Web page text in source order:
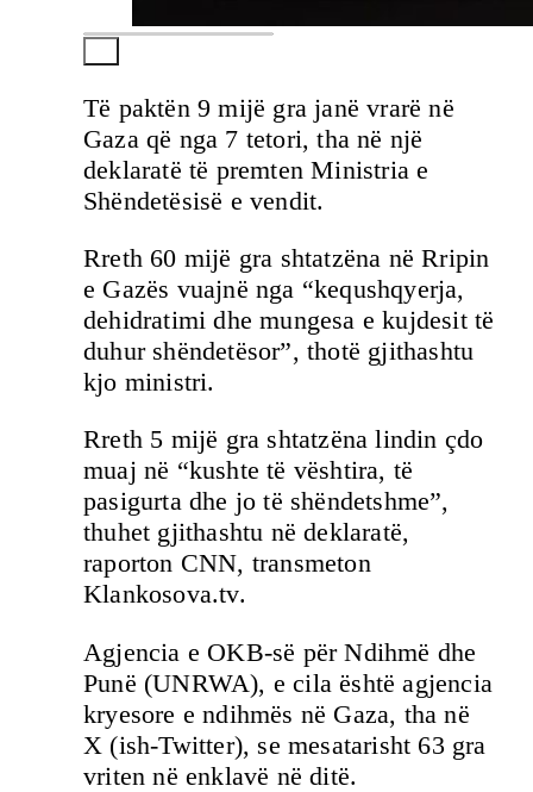
Të paktën 9 mijë gra janë vrarë në
Gaza që nga 7 tetori, tha në një
deklaratë të premten Ministria e
Shëndetësisë e vendit.
Rreth 60 mijë gra shtatzëna në Rripin
e Gazës vuajnë nga “kequshqyerja,
dehidratimi dhe mungesa e kujdesit të
duhur shëndetësor”, thotë gjithashtu
kjo ministri.
Rreth 5 mijë gra shtatzëna lindin çdo
muaj në “kushte të vështira, të
pasigurta dhe jo të shëndetshme”,
thuhet gjithashtu në deklaratë,
raporton CNN, transmeton
Klankosova.tv.
Agjencia e OKB-së për Ndihmë dhe
Punë (UNRWA), e cila është agjencia
kryesore e ndihmës në Gaza, tha në
X (ish-Twitter), se mesatarisht 63 gra
vriten në enklavë në ditë.